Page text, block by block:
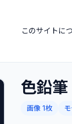
このサイトに
色鉛筆
画像 1枚